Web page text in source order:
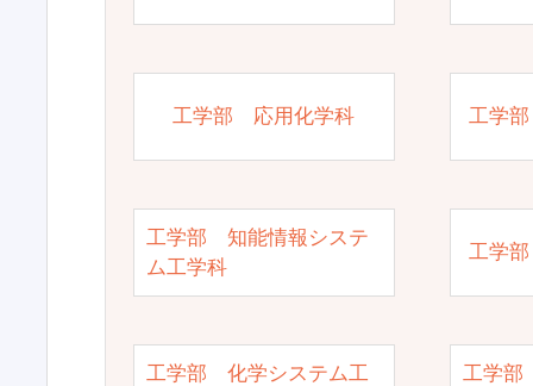
工学部 応用化学科 工学
工学部 知能情報システ
ム工学科
工学
工学部 化学システム工
工学部